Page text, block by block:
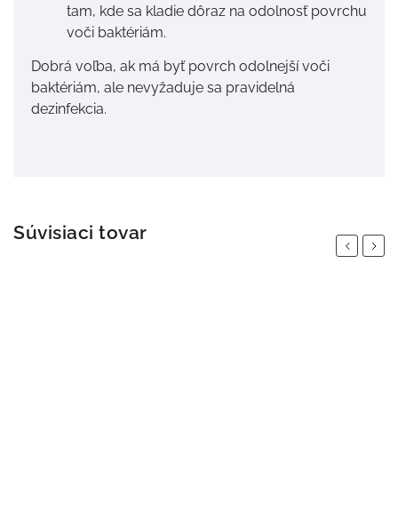
tam, kde sa kladie dôraz na odolnosť povrchu
voči baktériám.
Dobrá voľba, ak má byť povrch odolnejší voči
baktériám, ale nevyžaduje sa pravidelná
dezinfekcia.
Súvisiaci tovar
Previous
Next